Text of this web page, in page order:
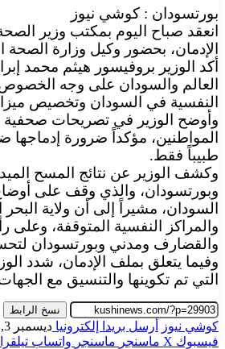
بورتسودان : كوشي نيوز
انعقد صباح اليوم بمكتب وزير
الإدمان، بحضور وكيل وزارة الصحة
أكد الوزير بروفيسور هيثم محمد
العالم والسودان على وجه
النفسية في السودان وتخصيص
وأوضح الوزير في تصريحات صحفية
طبيباً فقط.
وكشف الوزير عن نتائج المسح
وبورتسودان، والذي وقف على
السودان، مشيراً إلى أن ولاية
والقضارف ومدني وبورتسودان
وفيما يتعلق بملف الإدمان، شدد
التي تم تكوينها والتنسيق مع
نسخ الرابط
كوشي نيوز أرسل بريدا إلكترونيا ديسمبر 3, 2025
فيسبوك ‫X ماسنجر ماسنجر واتساب